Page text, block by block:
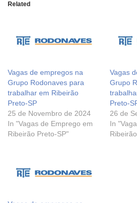
Related
Vagas de empregos na
Grupo Rodonaves para
trabalhar em Ribeirão
Preto-SP
25 de Novembro de 2024
In "Vagas de Emprego em
Ribeirão Preto-SP"
Vagas
Grupo
Preto-
26 de
In